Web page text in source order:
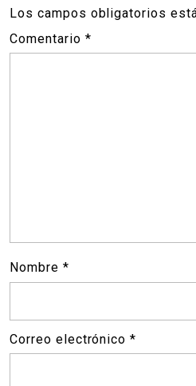
Los campos obligatorios
Comentario *
Nombre *
Correo electrónico*